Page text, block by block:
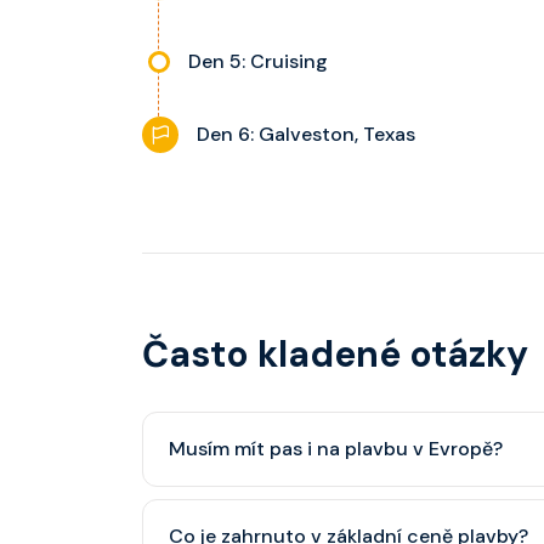
Den 5: Cruising
Den 6: Galveston, Texas
Často kladené otázky
Musím mít pas i na plavbu v Evropě?
Co je zahrnuto v základní ceně plavby?